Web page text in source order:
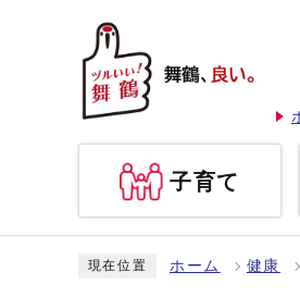
子育て
現在位置 ホーム 健康